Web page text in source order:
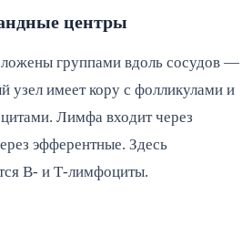
центры
группами вдоль сосудов —
имеет кору с фолликулами и
Лимфа входит через
эфферентные. Здесь
В- и Т-лимфоциты.